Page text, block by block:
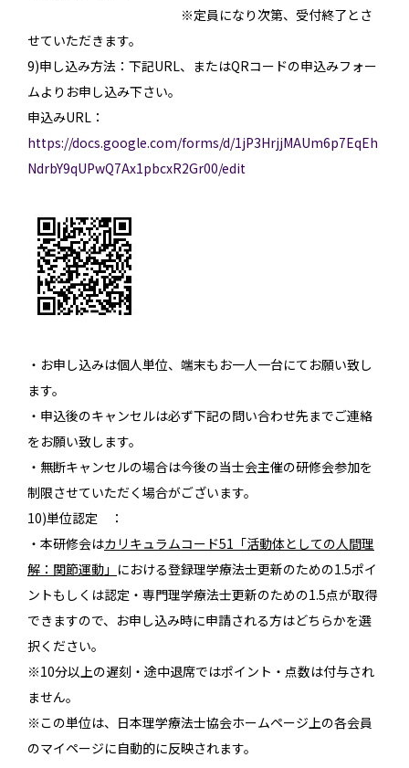
※定員になり次第、受付終了とさ
せていただきます。
9)申し込み方法：下記URL、またはQRコードの申込みフォー
ムよりお申し込み下さい。
申込みURL：
https://docs.google.com/forms/d/1jP3HrjjMAUm6p7EqEh
NdrbY9qUPwQ7Ax1pbcxR2Gr00/edit
・お申し込みは個人単位、端末もお一人一台にてお願い致し
ます。
・申込後のキャンセルは必ず下記の問い合わせ先までご連絡
をお願い致します。
・無断キャンセルの場合は今後の当士会主催の研修会参加を
制限させていただく場合がございます。
10)単位認定 ：
・本研修会はカリキュラムコード51「活動体としての人間理
解：関節運動」 における登録理学療法士更新のための1.5ポイ
ントもしくは認定・専門理学療法士更新のための1.5点が取得
できますので、お申し込み時に申請される方はどちらかを選
択ください。
※10分以上の遅刻・途中退席ではポイント・点数は付与され
ません。
※この単位は、日本理学療法士協会ホームページ上の各会員
のマイページに自動的に反映されます。